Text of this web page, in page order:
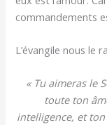
commandements
L’évangile nous le
« Tu aimeras le
toute ton
intelligence, et